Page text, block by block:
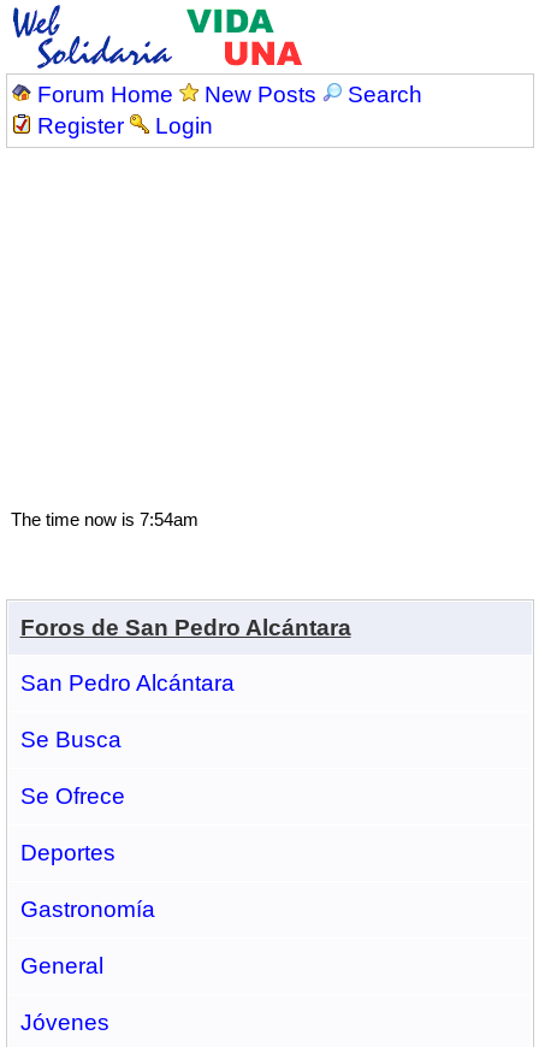
Forum Home New Posts
Search
Register
Login
The time now is 7:54am
Foros de San Pedro Alcántara
San Pedro Alcántara
Se Busca
Se Ofrece
Deportes
Gastronomí­a
General
Jóvenes